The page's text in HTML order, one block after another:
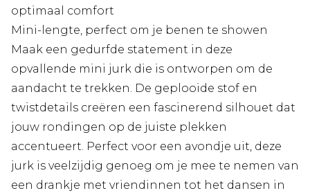
optimaal comfort
Mini-lengte, perfect om je benen te showen
Maak een gedurfde statement in deze
opvallende mini jurk die is ontworpen om de
aandacht te trekken. De geplooide stof en
twistdetails creëren een fascinerend silhouet dat
jouw rondingen op de juiste plekken
accentueert. Perfect voor een avondje uit, deze
jurk is veelzijdig genoeg om je mee te nemen van
een drankje met vriendinnen tot het dansen in